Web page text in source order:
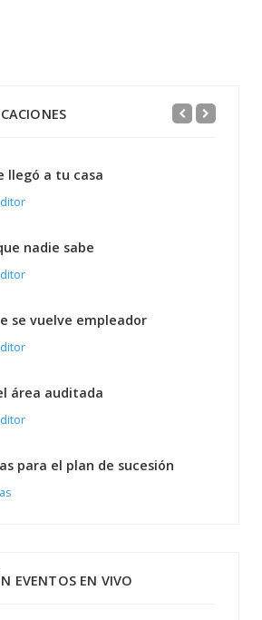
llegó a tu casa
nadie sabe
se vuelve empleador
área auditada
para el plan de sucesión
EVENTOS EN VIVO